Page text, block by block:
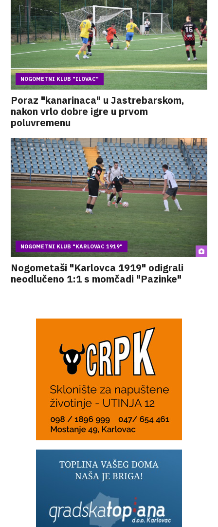
NOGOMETNI KLUB "ILOVAC"
Poraz "kanarinaca" u Jastrebarskom,
nakon vrlo dobre igre u prvom
poluvremenu
NOGOMETNI KLUB "KARLOVAC 1919"
Nogometaši "Karlovca 1919" odigrali
neodlučeno 1:1 s momčadi "Pazinke"